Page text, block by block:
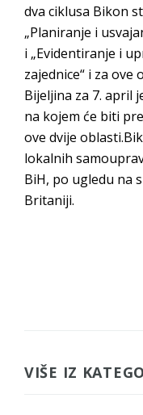
dva ciklusa Bikon
„Planiranje i
i „Evidentiranje i
zajednice“ i za
Bijeljina za 7. april
na kojem će biti
ove dvije
lokalnih
BiH, po ugledu na
Britaniji.
VIŠE IZ